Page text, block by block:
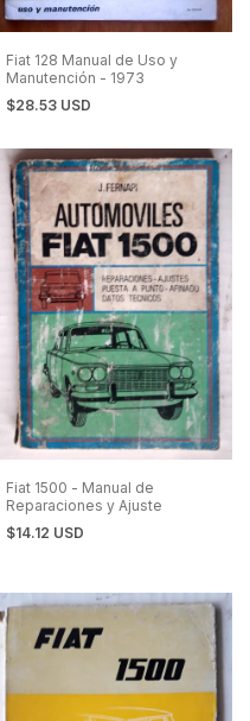
Fiat 128 Manual de Uso y
Manutención - 1973
$28.53 USD
Fiat 1500 - Manual de
Reparaciones y Ajuste
$14.12 USD